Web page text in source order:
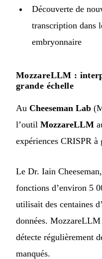
Découverte de
transcription dans
embryonnaire
MozzareLLM :
grande échelle
Au Cheeseman Lab
l’outil MozzareLLM
expériences CRISPR à
Le Dr. Iain
fonctions d’environ 5
utilisait des centaines
données.
détecte régulièrement
manqués.